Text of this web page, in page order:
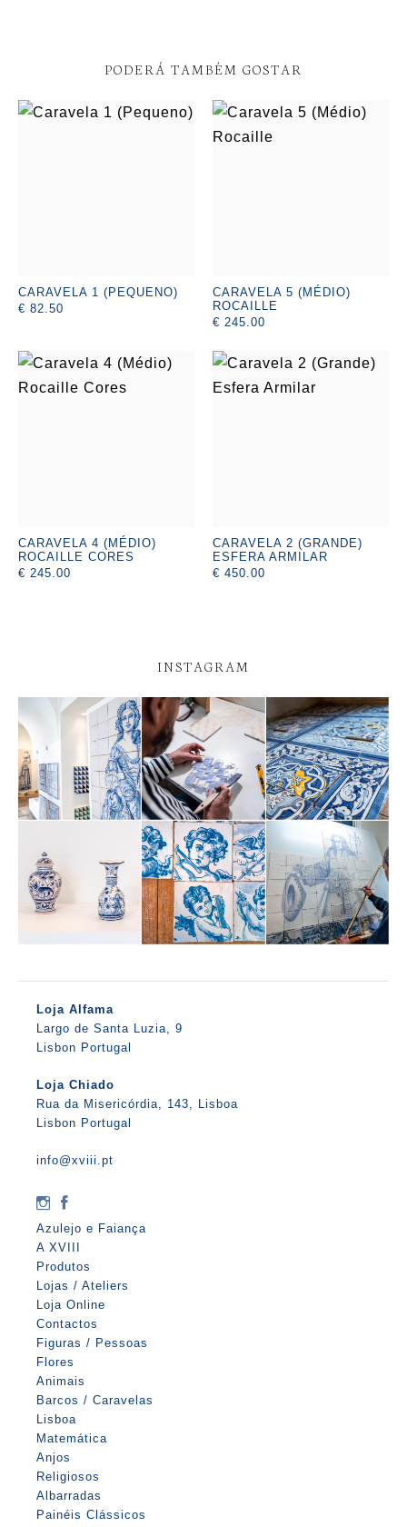
PODERÁ TAMBÉM GOSTAR
CARAVELA 1 (PEQUENO)
€ 82.50
CARAVELA 5 (MÉDIO)
ROCAILLE
€ 245.00
CARAVELA 4 (MÉDIO)
ROCAILLE CORES
€ 245.00
CARAVELA 2 (GRANDE)
ESFERA ARMILAR
€ 450.00
INSTAGRAM
Loja Alfama
Largo de Santa Luzia, 9
Lisbon Portugal
Loja Chiado
Rua da Misericórdia, 143, Lisboa
Lisbon Portugal
info@xviii.pt
Azulejo e Faiança
A XVIII
Produtos
Lojas / Ateliers
Loja Online
Contactos
Figuras / Pessoas
Flores
Animais
Barcos / Caravelas
Lisboa
Matemática
Anjos
Religiosos
Albarradas
Painéis Clássicos